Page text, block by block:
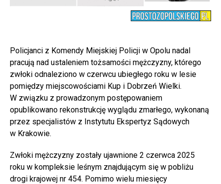
Policjanci z Komendy Miejskiej Policji w Opolu nadal
pracują nad ustaleniem tożsamości mężczyzny, którego
zwłoki odnaleziono w czerwcu ubiegłego roku w lesie
pomiędzy miejscowościami Kup i Dobrzeń Wielki.
W związku z prowadzonym postępowaniem
opublikowano rekonstrukcję wyglądu zmarłego, wykonaną
przez specjalistów z Instytutu Ekspertyz Sądowych
w Krakowie.
Zwłoki mężczyzny zostały ujawnione 2 czerwca 2025
roku w kompleksie leśnym znajdującym się w pobliżu
drogi krajowej nr 454. Pomimo wielu miesięcy